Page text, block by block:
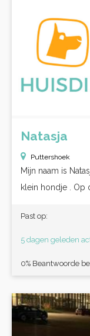
Natasja
Puttershoek
Mijn naam is
klein hondje . Op
Past op:
5 dagen geleden
0% Beantwoorde